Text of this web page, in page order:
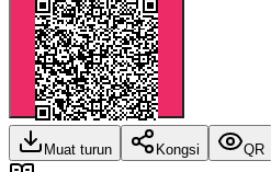
Muat turun Kongsi QR